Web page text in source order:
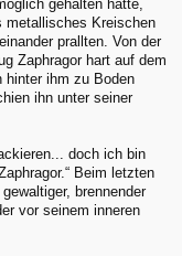
gehalten hätte,
metallisches Kreischen
prallten. Von der
Zaphragor hart auf dem
hinter ihm zu Boden
ihn unter seiner
doch ich bin
Beim letzten
brennender
vor seinem inneren